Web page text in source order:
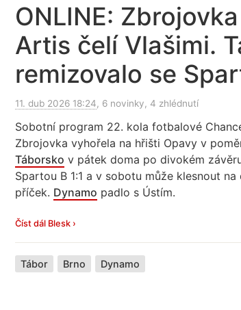
ONLINE:
Artis čelí Vlašimi.
remizovalo se
11. dub 2026 18:24, 6 novinky, 4 zhlédnutí
Sobotní program 22. kola fotbalové
Zbrojovka vyhořela na hřišti Opavy v
Táborsko v pátek doma po divokém
Spartou B 1:1 a v sobotu může klesnout
příček. Dynamo padlo s Ústím.
Číst dál Blesk ›
Tábor Brno Dynamo